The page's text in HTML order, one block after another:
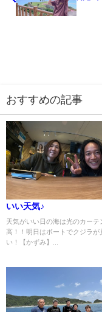
おすすめの記事
いい天気♪
天気がいい日の海は光のカーテ
高！！明日はボートでクジラが
い！【かずみ】...